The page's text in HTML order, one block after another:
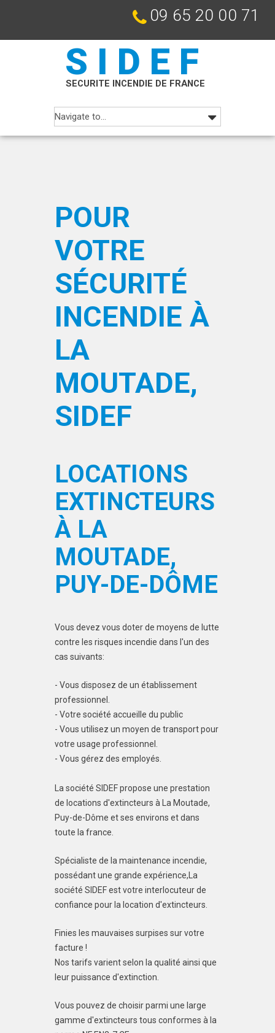
09 65 20 00 71
SIDEF
SECURITE INCENDIE DE FRANCE
POUR
VOTRE
SÉCURITÉ
INCENDIE À
LA
MOUTADE,
SIDEF
LOCATIONS
EXTINCTEURS
À LA
MOUTADE,
PUY-DE-DÔME
Vous devez vous doter de moyens de lutte
contre les risques incendie dans l'un des
cas suivants:
- Vous disposez de un établissement
professionnel.
- Votre société accueille du public
- Vous utilisez un moyen de transport pour
votre usage professionnel.
- Vous gérez des employés.
La société SIDEF propose une prestation
de locations d'extincteurs à La Moutade,
Puy-de-Dôme et ses environs et dans
toute la france.
Spécialiste de la maintenance incendie,
possédant une grande expérience,La
société SIDEF est votre interlocuteur de
confiance pour la location d'extincteurs.
Finies les mauvaises surpises sur votre
facture !
Nos tarifs varient selon la qualité ainsi que
leur puissance d'extinction.
Vous pouvez de choisir parmi une large
gamme d'extincteurs tous conformes à la